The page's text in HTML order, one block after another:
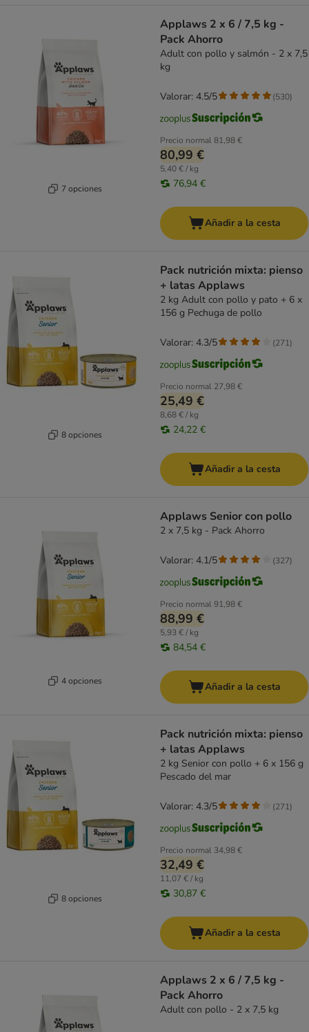
7 opciones
Applaws 2 x 6 / 7,5 kg -
Pack Ahorro
Adult con pollo y salmón - 2 x 7,5
kg
Precio normal81,98 €
80,99 €
5,40 € / kg
76,94 €
Valorar: 4.5/5 (530)
Añadir a la cesta
8 opciones
Pack nutrición mixta: pienso
+ latas Applaws
2 kg Adult con pollo y pato + 6 x
156 g Pechuga de pollo
Precio normal 27,98 €
25,49 €
8,68 € / kg
24,22 €
Valorar: 4.3/5 (271)
Añadir a la cesta
4 opciones
Applaws Senior con pollo
2 x 7,5 kg - Pack Ahorro
Precio normal91,98 €
88,99 €
5,93 € / kg
84,54 €
Valorar: 4.1/5 (327)
Añadir a la cesta
8 opciones
Pack nutrición mixta: pienso
+ latas Applaws
2 kg Senior con pollo + 6 x 156 g
Pescado del mar
Precio normal 34,98 €
32,49 €
11,07 € / kg
30,87 €
Valorar: 4.3/5 (271)
Añadir a la cesta
Applaws 2 x 6 / 7,5 kg -
Pack Ahorro
Adult con pollo - 2 x 7,5 kg